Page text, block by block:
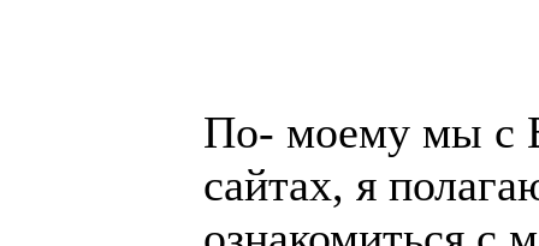
По- моему мы с
сайтах, я